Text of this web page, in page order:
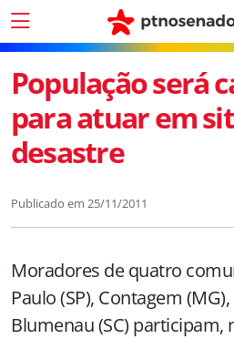
População será
para atuar em
desastre
Publicado em 25/11/2011
Moradores de quatro
Paulo (SP), Contagem
Blumenau (SC) participam,